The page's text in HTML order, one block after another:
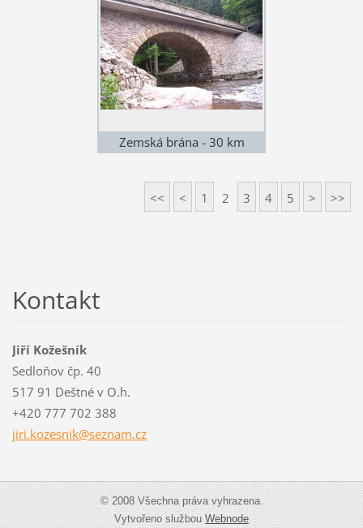
Zemská brána - 30 km
<< < 1 2 3 4 5 > >>
Kontakt
Jiří Kožešník
Sedloňov čp. 40
517 91 Deštné v O.h.
+420 777 702 388
jiri.kozesnik@seznam.cz
© 2008 Všechna práva vyhrazena.
Vytvořeno službouWebnode